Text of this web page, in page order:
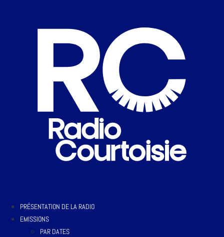
PRÉSENTATION DE LA RADIO
EMISSIONS
PAR DATES